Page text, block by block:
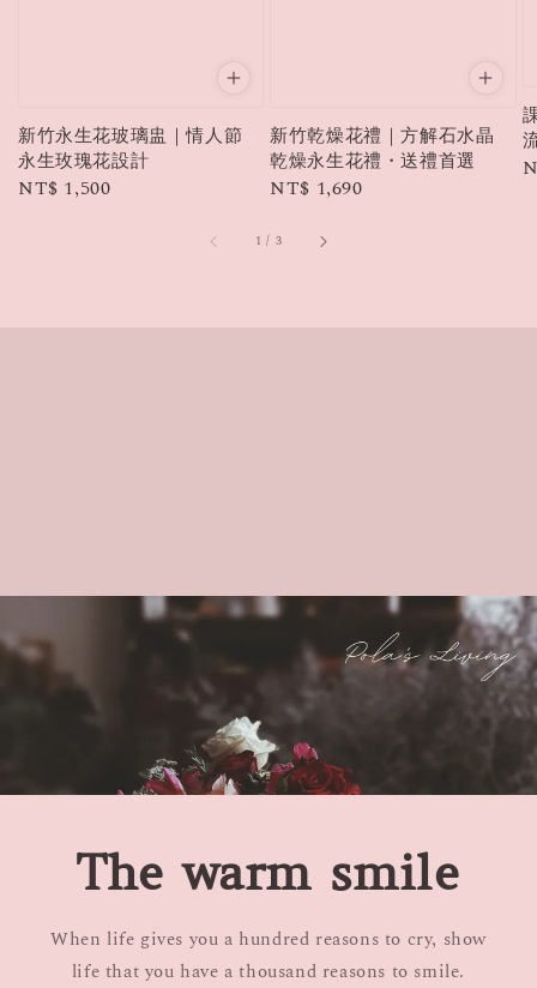
新竹永生花玻璃盅｜情人節
永生玫瑰花設計
Regular
NT$ 1,500
新竹乾燥花禮｜方解石水晶
乾燥永生花禮・送禮首選
Regular
NT$ 1,690
1 / 3
The warm smile
When life gives you a hundred reasons to cry, show
life that you have a thousand reasons to smile.